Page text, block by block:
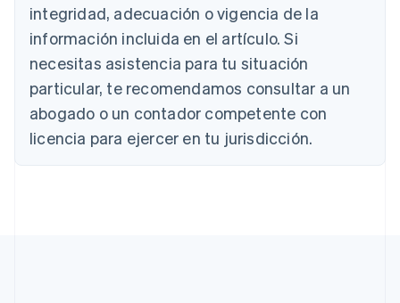
integridad, adecuación o vigencia de la
información incluida en el artículo. Si
necesitas asistencia para tu situación
particular, te recomendamos consultar a un
abogado o un contador competente con
licencia para ejercer en tu jurisdicción.
Canadá
EnglishFrançais
China continental
简体中文English
Chipre
English
Croacia
English Italiano
Dinamarca